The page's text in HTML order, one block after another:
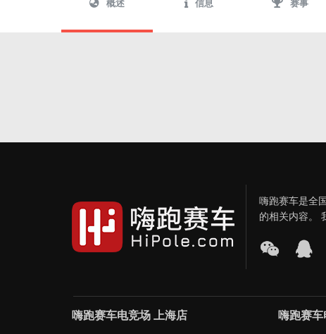
概述 信息 赛事
嗨跑赛车是全
的相关内容。
嗨跑赛车电竞场 上海店 嗨跑赛